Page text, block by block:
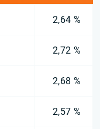
2,64 %
2,72 %
2,68 %
2,57 %